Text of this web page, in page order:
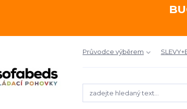
Průvodce výběrem